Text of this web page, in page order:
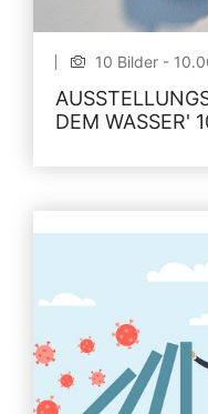
10 Bilder -
DEM WASSER'